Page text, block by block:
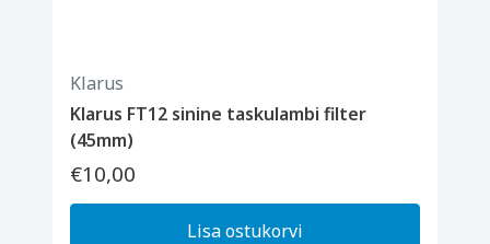
Klarus
Klarus FT12 sinine taskulambi filter
(45mm)
€10,00
Lisa ostukorvi